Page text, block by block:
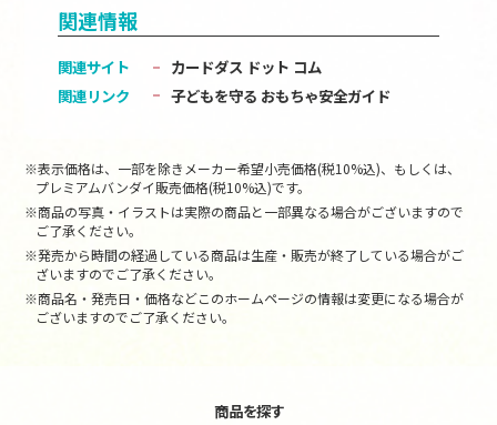
関連情報
関連サイト
カードダス ドット コム
関連リンク
子どもを守る おもちゃ安全ガイド
※表示価格は、一部を除きメーカー希望小売価格(税10%込)、もしくは、
プレミアムバンダイ販売価格(税10%込)です。
※商品の写真・イラストは実際の商品と一部異なる場合がございますので
ご了承ください。
※発売から時間の経過している商品は生産・販売が終了している場合がご
ざいますのでご了承ください。
※商品名・発売日・価格などこのホームページの情報は変更になる場合が
ございますのでご了承ください。
商品を探す